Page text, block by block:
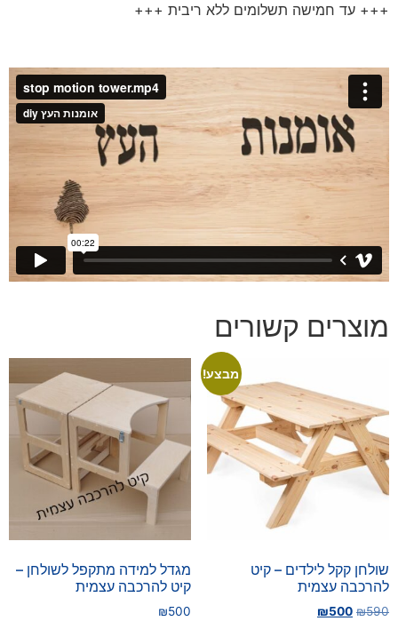
+++ עד חמישה תשלומים ללא ריבית +++
מוצרים קשורים
מבצע!
שולחן קקל לילדים – קיט
להרכבה עצמית
₪590
₪500
מגדל למידה מתקפל לשולחן –
קיט להרכבה עצמית
₪500